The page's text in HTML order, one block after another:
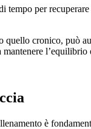
per
quello cronico, può
è